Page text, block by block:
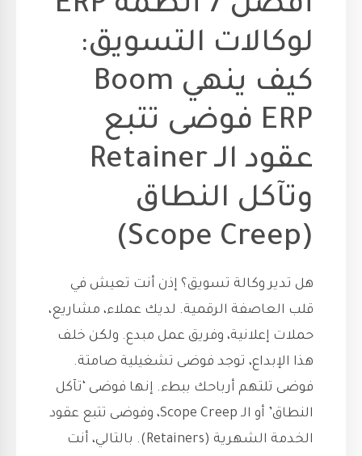
أفضل 7 أنظمة ERP
لوكالات التسويق:
كيف ينهي Boom
ERP فوضى تتبع
عقود الـ Retainer
وتآكل النطاق
(Scope Creep)
هل تدير وكالة تسويق؟ إذن أنت تعيش في
قلب العاصفة الرقمية. لديك عملاء، مشاريع،
حملات إعلانية، وفريق عمل مبدع. ولكن خلف
هذا الإبداع، توجد فوضى تشغيلية صامتة.
فوضى تلتهم أرباحك ببطء. إنها فوضى ‘تآكل
النطاق’ أو الـ Scope Creep، وفوضى تتبع عقود
الخدمة الشهرية (Retainers). بالتالي، أنت